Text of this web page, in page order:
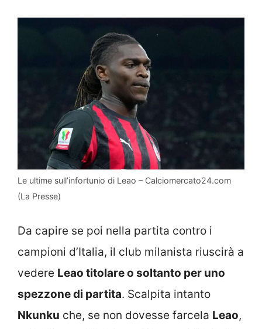
Le ultime sull’infortunio di Leao – Calciomercato24.com
(La Presse)
Da capire se poi nella partita contro i
campioni d’Italia, il club milanista riuscirà a
vedere Leao titolare o soltanto per uno
spezzone di partita. Scalpita intanto
Nkunku che, se non dovesse farcela Leao,